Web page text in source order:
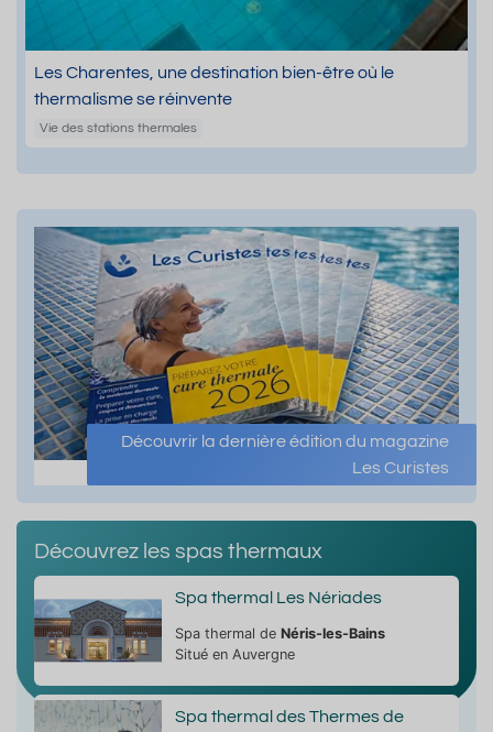
Les Charentes, une destination bien-être où le
thermalisme se réinvente
Vie des stations thermales
Découvrir la dernière édition du magazine
Les Curistes
Découvrez les spas thermaux
Spa thermal Les Nériades
Spa thermal de Néris-les-Bains
Situé en Auvergne
Spa thermal des Thermes de